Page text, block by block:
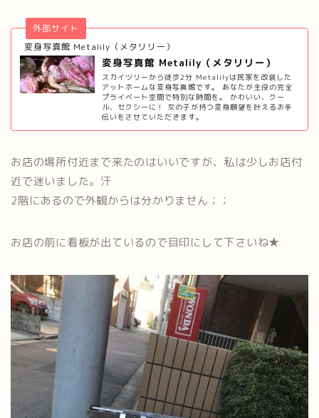
変身写真館 Metalily（メタリリー）
外部サイト
変身写真館 Metalily（メタリリー）
スカイツリーから徒歩2分 Metalilyは民家を改装した
アットホームな変身写真館です。 あなたが主役の完全
プライベート空間で特別な時間を。 かわいい、クー
ル、セクシーに！ 女の子が持つ変身願望を叶えるお手
伝いをさせていただきます。
お店の場所付近まで来たのはいいですが、私は少しお店付
近で迷いました。汗
2階にあるので外観からは分かりません；；
お店の前に看板が出ているので目印にして下さいね★